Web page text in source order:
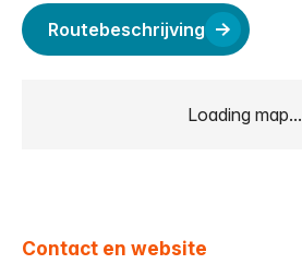
Routebeschrijving
Loading map...
Contact en website